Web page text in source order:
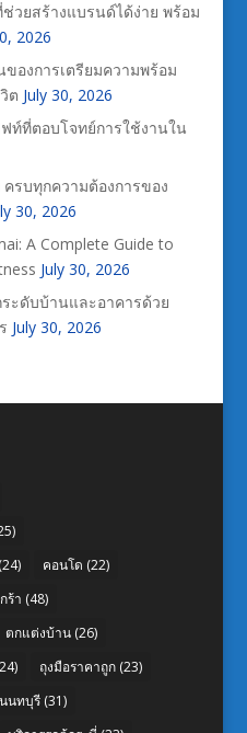
วยสร้างแบรนด์ได้ง่าย พร้อม
2026
องการเตรียมความพร้อม
ต July 30, 2026
ท์ที่ตอบโจทย์การใช้งานใน
รบทุกความต้องการของ
30, 2026
A Complete Guide to
July 30, 2026
ะดับบ้านและอาคารด้วย
July 30, 2026
(24) คอนโด (22)
ร้า (48)
ตกแต่งบ้าน(26)
ถุงมือราคาถูก(23)
นทบุรี(31)